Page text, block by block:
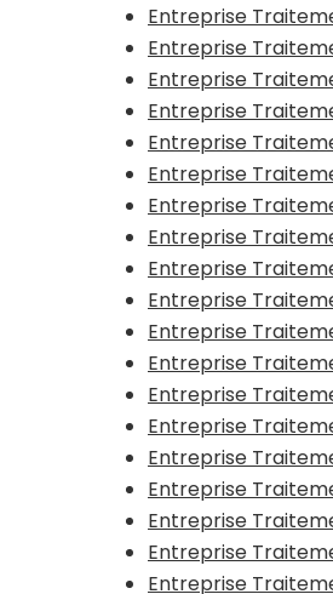
Entreprise
Entreprise
Entreprise
Entreprise
Entreprise
Entreprise
Entreprise
Entreprise
Entreprise
Entreprise
Entreprise
Entreprise
Entreprise
Entreprise
Entreprise
Entreprise
Entreprise
Entreprise
Entreprise